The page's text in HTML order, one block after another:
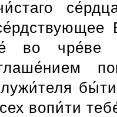
во чре́ве
вопи́ти